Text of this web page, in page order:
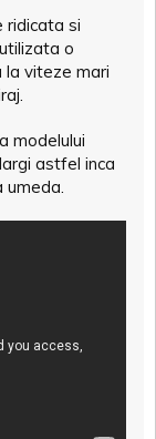
ridicata si
o
la viteze mari
modelului
astfel inca